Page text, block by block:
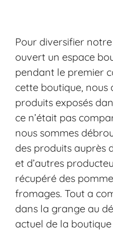
Pour diversifier
ouvert un espace
pendant le premier
cette boutique, nous
produits exposés
ce n’était pas
nous sommes
des produits auprès
et d’autres
récupéré des
fromages. Tout a
dans la grange au
actuel de la